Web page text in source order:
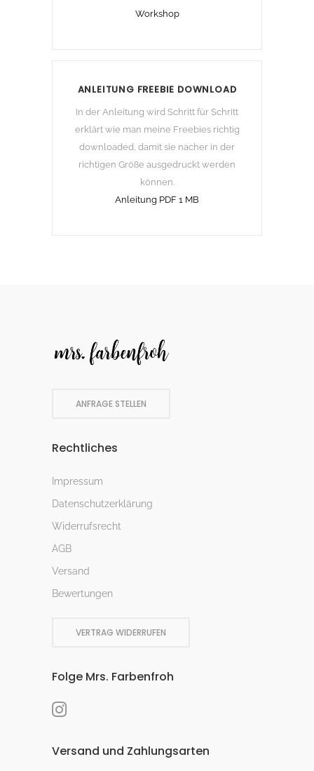
Workshop
ANLEITUNG FREEBIE DOWNLOAD
In der Anleitung wird Schritt für Schritt
erklärt wie man meine Freebies richtig
downloaded, damit sie nacher in der
richtigen Größe ausgedruckt werden
können.
Anleitung PDF 1 MB
ANFRAGE STELLEN
Rechtliches
Impressum
Datenschutzerklärung
Widerrufsrecht
AGB
Versand
Bewertungen
VERTRAG WIDERRUFEN
Folge Mrs. Farbenfroh
Versand und Zahlungsarten